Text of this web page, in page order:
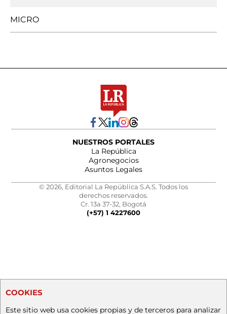
MICRO
NUESTROS PORTALES
La República
Agronegocios
Asuntos Legales
© 2026, Editorial La República S.A.S. Todos los
derechos reservados.
Cr. 13a 37-32, Bogotá
(+57) 1 4227600
COOKIES
Este sitio web usa cookies propias y de terceros para analizar